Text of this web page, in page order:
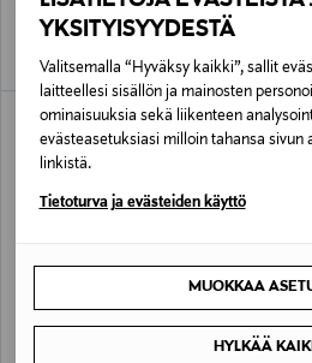
YKSITYISYYDESTÄ
Valitsemalla “Hyväksy kaikki”, sallit
laitteellesi sisällön ja mainosten
ominaisuuksia sekä liikenteen
evästeasetuksiasi milloin tahansa sivun
linkistä.
Tietoturva ja evästeiden käyttö
MUOKKAA
HYLKÄÄ
Original Price
42,00 € alk.